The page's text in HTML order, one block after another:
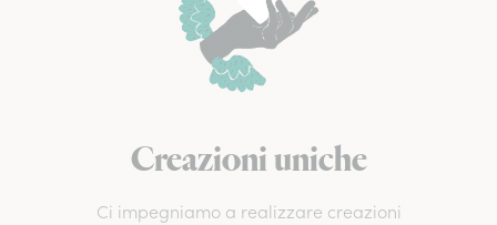
Creazioni uniche
Ci impegniamo a realizzare creazioni